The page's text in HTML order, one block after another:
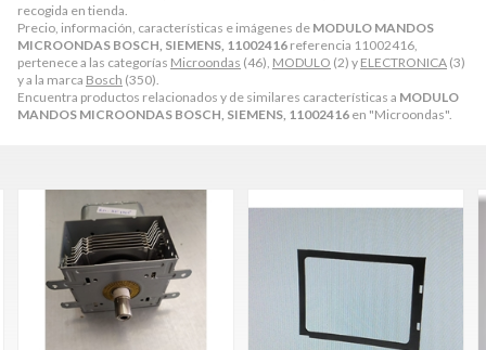
recogida en tienda.
Precio, información, características e imágenes de MODULO MANDOS
MICROONDAS BOSCH, SIEMENS, 11002416 referencia 11002416,
pertenece a las categorías Microondas (46), MODULO (2) y ELECTRONICA (3)
y a la marca Bosch (350).
Encuentra productos relacionados y de similares características a MODULO
MANDOS MICROONDAS BOSCH, SIEMENS, 11002416 en "Microondas".